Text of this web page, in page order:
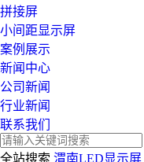
拼接屏
小间距显示屏
案例展示
新闻中心
公司新闻
行业新闻
联系我们
全站搜索 渭南LED显示屏